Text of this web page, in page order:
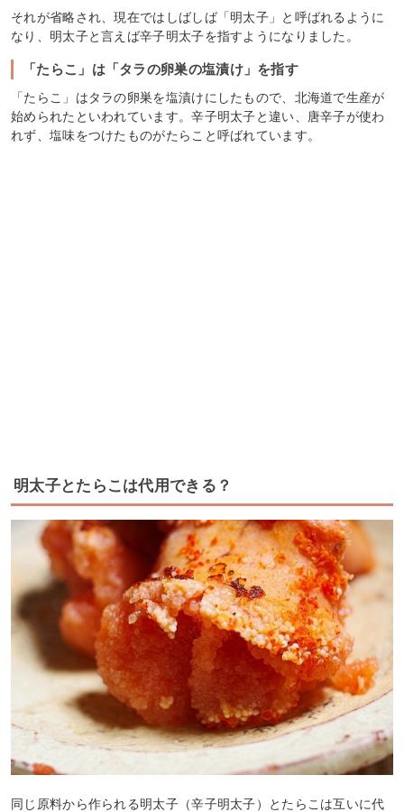
それが省略され、現在ではしばしば「明太子」と呼ばれるように
なり、明太子と言えば辛子明太子を指すようになりました。
「たらこ」は「タラの卵巣の塩漬け」を指す
「たらこ」はタラの卵巣を塩漬けにしたもので、北海道で生産が
始められたといわれています。辛子明太子と違い、唐辛子が使わ
れず、塩味をつけたものがたらこと呼ばれています。
明太子とたらこは代用できる？
同じ原料から作られる明太子（辛子明太子）とたらこは互いに代